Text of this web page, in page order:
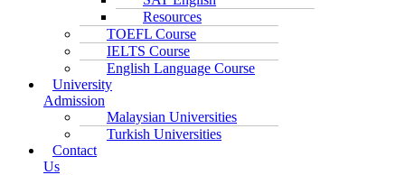
Resources
TOEFL Course
IELTS Course
English Language Course
University
Admission
Malaysian Universities
Turkish Universities
Contact
Us